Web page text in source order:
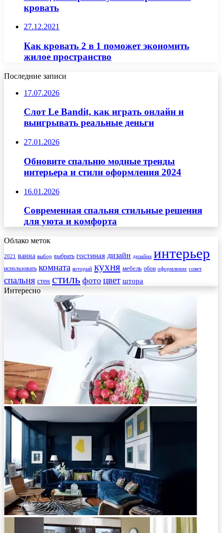
кровать
27.12.2021
Как кровать 2 в 1 поможет экономить
жилое пространство
Последние записи
17.07.2026
Слот Le Bandit, как играть онлайн и
выигрывать реальные деньги
27.01.2026
Обновите спальню модные тренды
интерьера и стили оформления 2024
16.01.2026
Современная спальня стильные решения
для уюта и комфорта
Облако меток
2021 ванна выбор выбрать гостиная дизайн дизайна интерьер
использовать комната который кухня мебель обои оформление совет
спальня стен стиль фото цвет штора
Интересно